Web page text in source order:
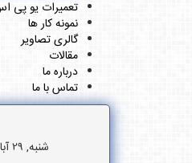
تعمیرات یو پی
نمونه کار ها
گالری تصاویر
مقالات
درباره ما
تماس با ما
شنبه, 29 آبان 1395 ساعت 14:45